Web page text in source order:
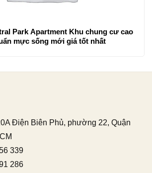
Park Apartment Khu chung cư cao
mực sống mới giá tốt nhất
Điện Biên Phủ, phường 22, Quận
339
286